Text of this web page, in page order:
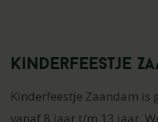
Kinderfeestje
Kinderfeestje Zaandam is
vanaf 8 jaar t/m 13 jaar.